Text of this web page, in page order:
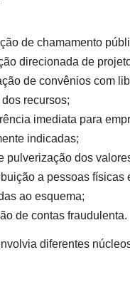
de chamamento
direcionada de
de convênios com
recursos;
imediata para
indicadas;
pulverização dos
a pessoas físicas
ao esquema;
de contas fraudulenta.
diferentes